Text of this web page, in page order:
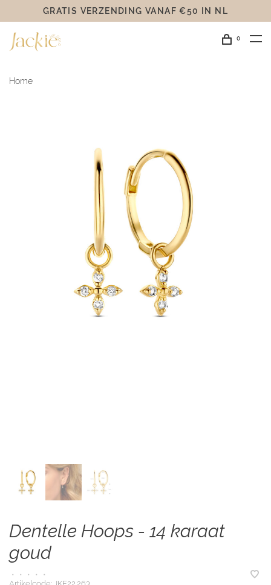
GRATIS VERZENDING VANAF €50 IN NL
0
Home
Dentelle Hoops - 14 karaat
goud
• • • •
•